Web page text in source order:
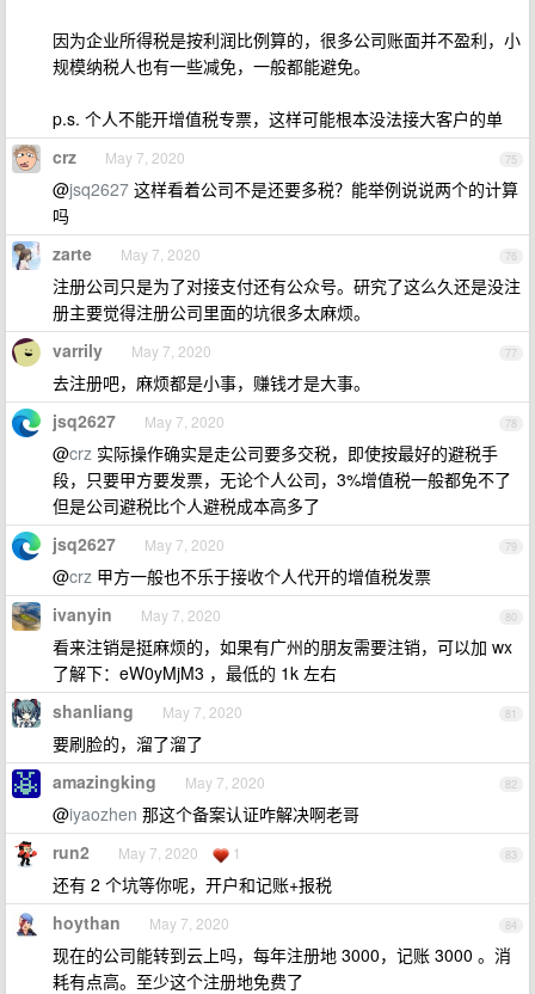
因为企业所得税是按利润比例算的，很多公司账面并不盈利，小
规模纳税人也有一些减免，一般都能避免。
p.s. 个人不能开增值税专票，这样可能根本没法接大客户的单
75
crz May 7, 2020
@jsq2627 这样看着公司不是还要多税？能举例说说两个的计算
吗
76
zarte May 7, 2020
注册公司只是为了对接支付还有公众号。研究了这么久还是没注
册主要觉得注册公司里面的坑很多太麻烦。
77
varrily May 7, 2020
去注册吧，麻烦都是小事，赚钱才是大事。
78
jsq2627 May 7, 2020
@crz 实际操作确实是走公司要多交税，即使按最好的避税手
段，只要甲方要发票，无论个人公司，3%增值税一般都免不了
但是公司避税比个人避税成本高多了
79
jsq2627 May 7, 2020
@crz 甲方一般也不乐于接收个人代开的增值税发票
80
ivanyin May 7, 2020
看来注销是挺麻烦的，如果有广州的朋友需要注销，可以加 wx
了解下：eW0yMjM3 ，最低的 1k 左右
81
shanliang May 7, 2020
要刷脸的，溜了溜了
82
amazingking May 7, 2020
@iyaozhen 那这个备案认证咋解决啊老哥
83
run2 May 7, 2020 1
还有 2 个坑等你呢，开户和记账+报税
84
hoythan May 7, 2020
现在的公司能转到云上吗，每年注册地 3000，记账 3000 。消
耗有点高。至少这个注册地免费了